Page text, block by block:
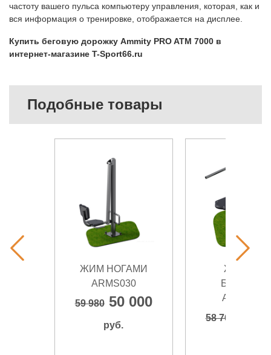
частоту вашего пульса компьютеру управления, которая, как и
вся информация о тренировке, отображается на дисплее.
Купить беговую дорожку Ammity PRO ATM 7000 в
интернет-магазине T-Sport66.ru
Подобные товары
ЖИМ НОГАМИ
ARMS030
59 98050 000
руб.
ЖИМ НА
БРУСЬЯХ
ARMS055
58 760